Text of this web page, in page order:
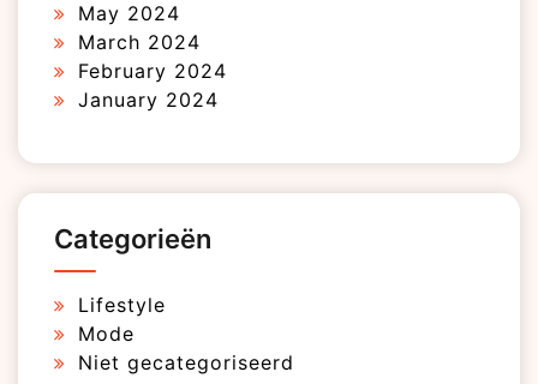
May 2024
March 2024
February 2024
January 2024
Categorieën
Lifestyle
Mode
Niet gecategoriseerd